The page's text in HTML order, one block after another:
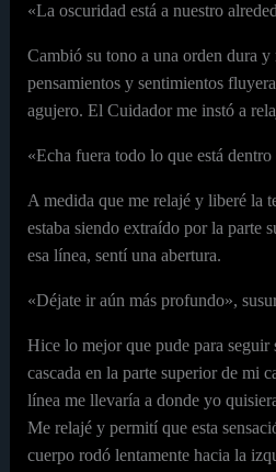
«La oscuridad está a nuestro
Cambió su tono a una orden dura
pensamientos y sentimientos
agujero. El Cuidador me instó a
«Echa fuera todo lo que está
A medida que me relajé y liberé la
estaba siendo extraído por la parte
esa línea, sentí una abertura.
«Déjate ir aún más profundo»,
Hice lo mejor que pude para seguir
cascada en la parte superior de mi
línea me llevaría a donde yo
Me relajé y permití que esta
cuerpo rodó lentamente hacia la